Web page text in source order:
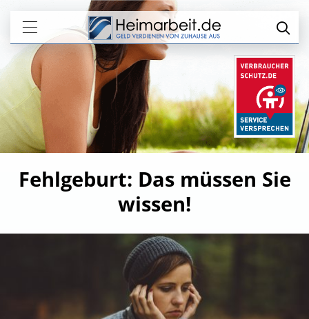
Fehlgeburt: Das müssen Sie
wissen!